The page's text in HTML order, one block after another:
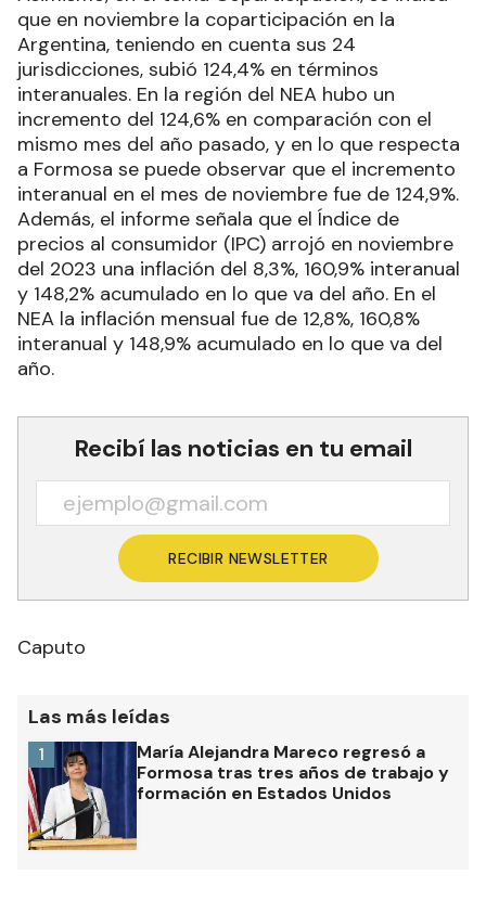
que en noviembre la coparticipación en la
Argentina, teniendo en cuenta sus 24
jurisdicciones, subió 124,4% en términos
interanuales. En la región del NEA hubo un
incremento del 124,6% en comparación con el
mismo mes del año pasado, y en lo que respecta
a Formosa se puede observar que el incremento
interanual en el mes de noviembre fue de 124,9%.
Además, el informe señala que el Índice de
precios al consumidor (IPC) arrojó en noviembre
del 2023 una inflación del 8,3%, 160,9% interanual
y 148,2% acumulado en lo que va del año. En el
NEA la inflación mensual fue de 12,8%, 160,8%
interanual y 148,9% acumulado en lo que va del
año.
Recibí las noticias en tu email
RECIBIR NEWSLETTER
Caputo
Las más leídas
María Alejandra Mareco regresó a
Formosa tras tres años de trabajo y
formación en Estados Unidos
1